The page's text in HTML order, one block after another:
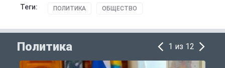
Теги: ПОЛИТИКА ОБЩЕСТВО
Политика 1 из 12